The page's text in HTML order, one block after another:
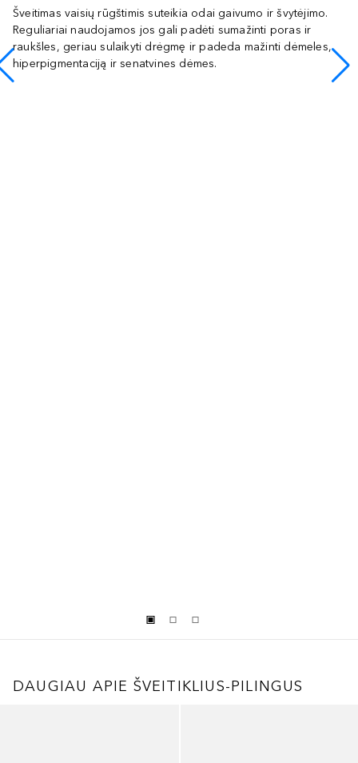
Šveitimas vaisių rūgštimis suteikia odai gaivumo ir švytėjimo.
Reguliariai naudojamos jos gali padėti sumažinti poras ir
raukšles, geriau sulaikyti drėgmę ir padeda mažinti dėmeles,
hiperpigmentaciją ir senatvines dėmes.
DAUGIAU APIE ŠVEITIKLIUS-PILINGUS